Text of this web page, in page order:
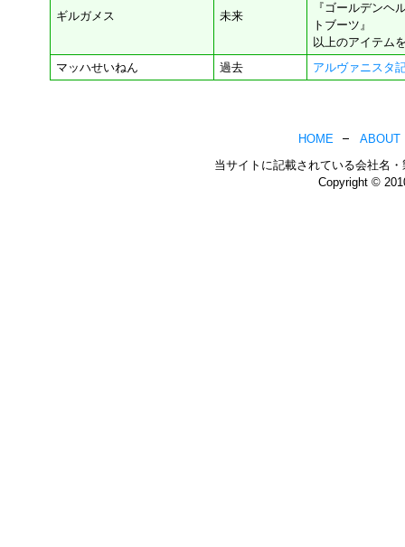
ギルガメス 未来
『ゴールデンヘ
トブーツ』
以上のアイテム
マッハせいねん
過去 アルヴァニスタ
HOME
ABOUT
当サイトに記載されている会社名
Copyright ©